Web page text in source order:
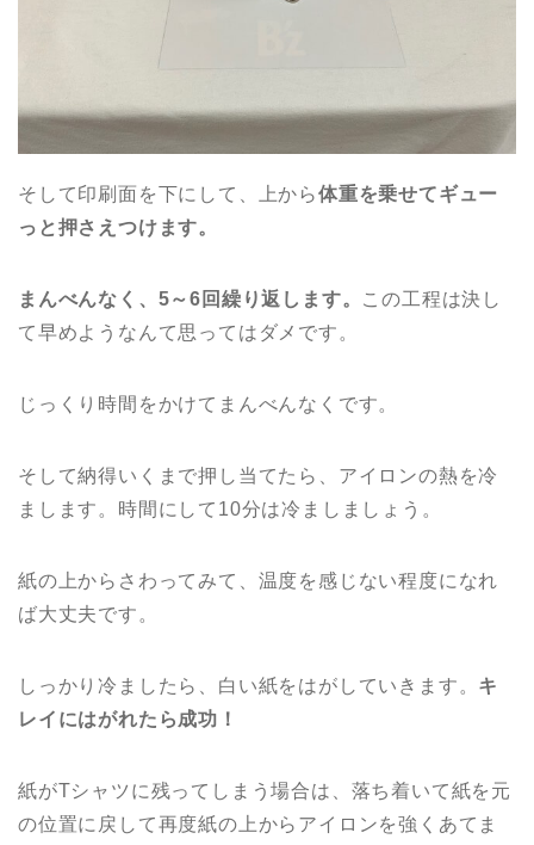
そして印刷面を下にして、上から体重を乗せてギュー
っと押さえつけます。
まんべんなく、5～6回繰り返します。 この工程は決し
て早めようなんて思ってはダメです。
じっくり時間をかけてまんべんなくです。
そして納得いくまで押し当てたら、アイロンの熱を冷
まします。時間にして10分は冷ましましょう。
紙の上からさわってみて、温度を感じない程度になれ
ば大丈夫です。
しっかり冷ましたら、白い紙をはがしていきます。 キ
レイにはがれたら成功！
紙がTシャツに残ってしまう場合は、落ち着いて紙を元
の位置に戻して再度紙の上からアイロンを強くあてま